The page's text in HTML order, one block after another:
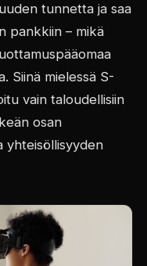
tunnetta ja saa
pankkiin – mikä
Siinä mielessä S-
vain taloudellisiin
osan
yhteisöllisyyden